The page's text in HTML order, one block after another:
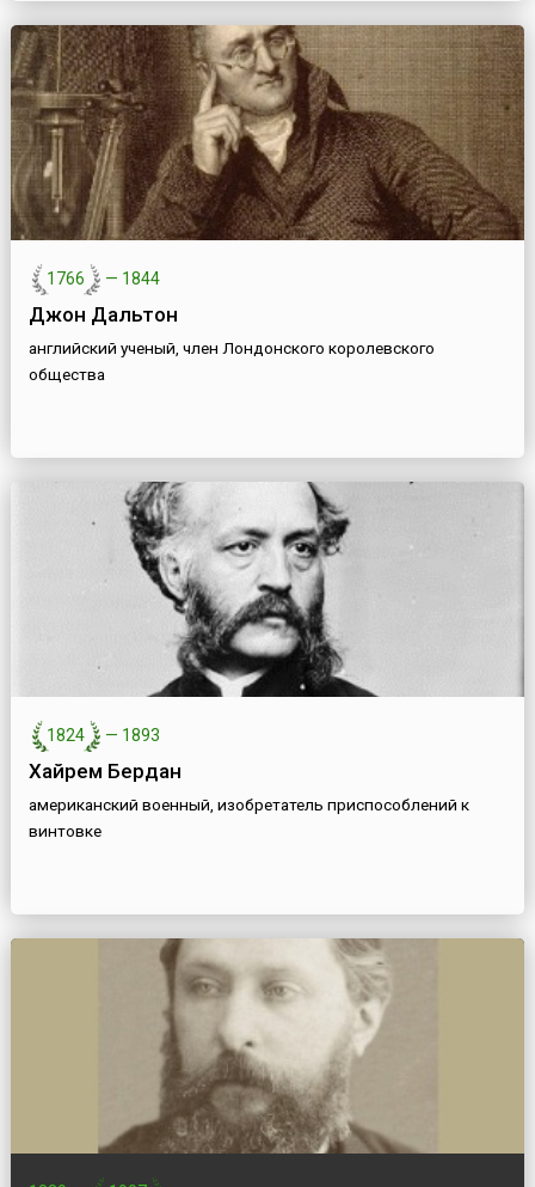
1766 — 1844
Джон Дальтон
английский ученый, член Лондонского королевского
общества
1824 — 1893
Хайрем Бердан
американский военный, изобретатель приспособлений к
винтовке